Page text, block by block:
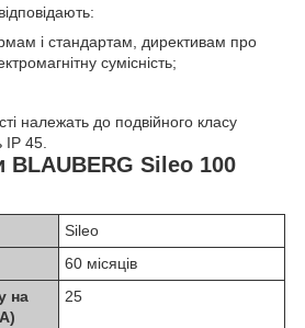
і стандартам, директивам про
сумісність;
належать до подвійного класу
IP 45.
BLAUBERG Sileo 100
Sileo
60 місяців
на
25